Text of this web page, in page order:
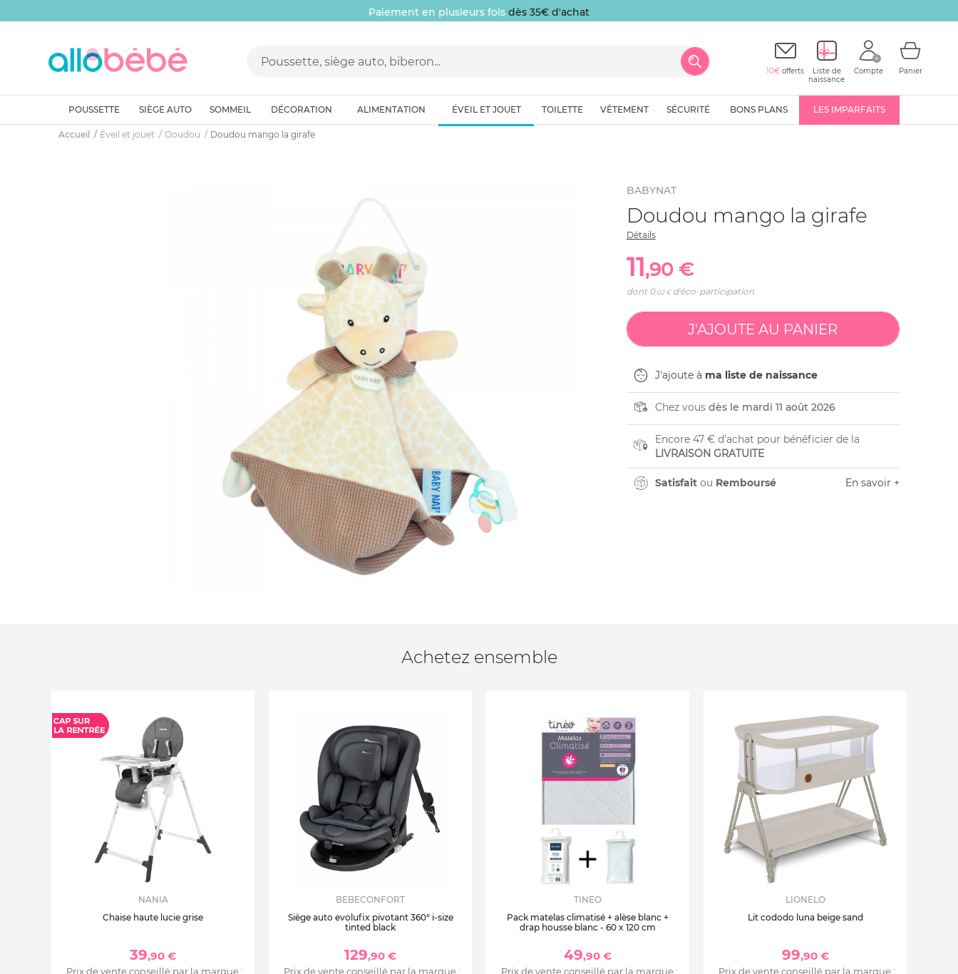
Paiement en plusieurs fois dès 35€ d'achat
10€ offerts
Liste de
naissance
Compte Panier
POUSSETTE SIÈGE AUTO SOMMEIL DÉCORATION ALIMENTATION ÉVEIL ET JOUET TOILETTE VÊTEMENT SÉCURITÉ BONS PLANS LES IMPARFAITS
Accueil Éveil et jouet Doudou Doudou mango la girafe
BABYNAT
Doudou mango la girafe
Détails
11,90 €
dont 0,02 €d'éco-participation
J'ajoute à ma liste de naissance
Chez vous dès le mardi 11 août 2026
Encore 47 € d'achat pour bénéficier de la
LIVRAISON GRATUITE
Satisfaitou Remboursé En savoir +
Achetez ensemble
NANIA
Chaise haute lucie grise
39,90 €
Prix de vente conseillé par la marque :
BEBECONFORT
Siège auto evolufix pivotant 360° i-size
tinted black
129,90 €
Prix de vente conseillé par la marque :
TINEO
Pack matelas climatisé + alèse blanc +
drap housse blanc - 60 x 120 cm
49,90 €
Prix de vente conseillé par la marque :
LIONELO
Lit cododo luna beige sand
99,90 €
Prix de vente conseillé par la marque :